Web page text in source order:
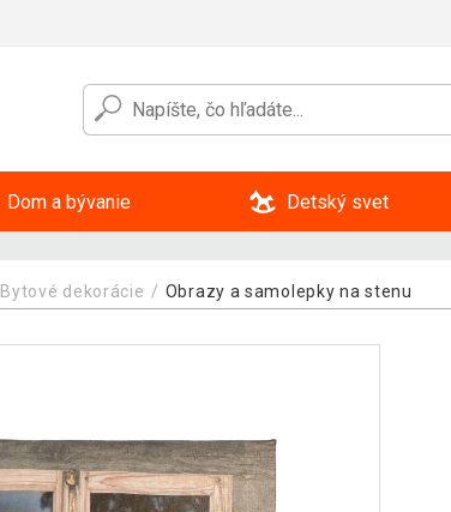
Dom a bývanie Detský svet
Bytové dekorácie Obrazy a samolepky na stenu